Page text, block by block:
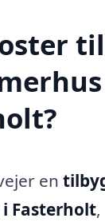
en
Fasterholt